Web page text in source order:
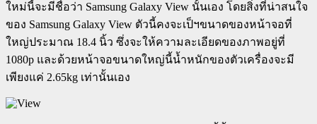
ใหม่นี้จะมีชื่อว่า Samsung Galaxy View นั้นเอง โดยสิ่งที่น่าสนใจ
ของ Samsung Galaxy View ตัวนี้คงจะเป็ฯขนาดของหน้าจอที่
ใหญ่ประมาณ 18.4 นิ้ว ซึ่งจะให้ความละเอียดของภาพอยู่ที่
1080p และด้วยหน้าจอขนาดใหญ่นี้น้ำหนักของตัวเครื่องจะมี
เพียงแค่ 2.65kg เท่านั้นเอง